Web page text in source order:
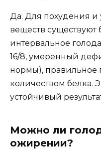
Да. Для похудения
веществ существуют
интервальное
16/8, умеренный
нормы), правильное
количеством белка.
устойчивый
Можно ли
ожирении?